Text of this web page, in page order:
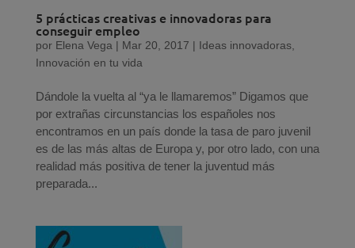
5 prácticas creativas e innovadoras para
conseguir empleo
por Elena Vega | Mar 20, 2017 | Ideas innovadoras,
Innovación en tu vida
Dándole la vuelta al “ya le llamaremos” Digamos que
por extrañas circunstancias los españoles nos
encontramos en un país donde la tasa de paro juvenil
es de las más altas de Europa y, por otro lado, con una
realidad más positiva de tener la juventud más
preparada...